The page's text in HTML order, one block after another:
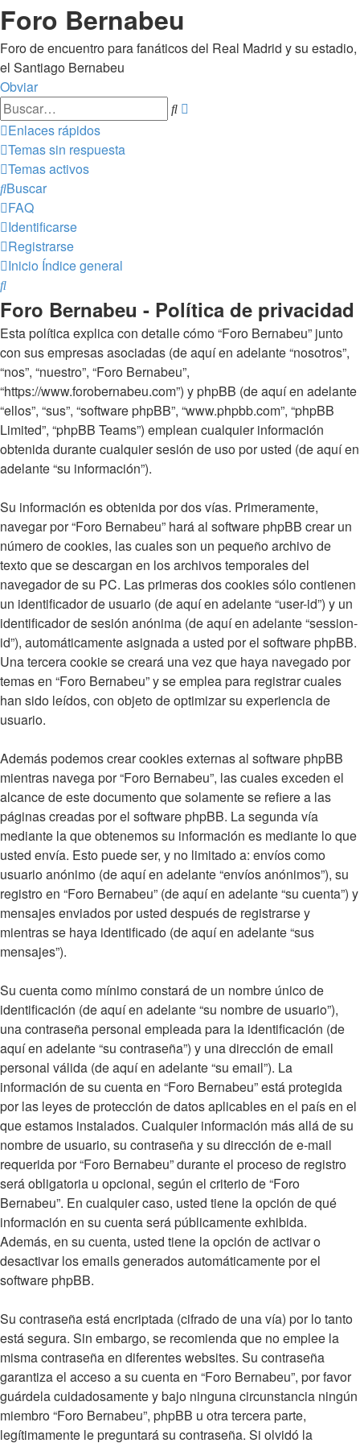
Foro Bernabeu
Foro de encuentro para fanáticos del Real Madrid y su estadio,
el Santiago Bernabeu
Obviar
Buscar
Enlaces rápidos
Temas sin respuesta
Temas activos
Buscar
FAQ
Identificarse
Registrarse
Inicio Índice general
Buscar
Foro Bernabeu - Política de privacidad
Esta política explica con detalle cómo “Foro Bernabeu” junto
con sus empresas asociadas (de aquí en adelante “nosotros”,
“nos”, “nuestro”, “Foro Bernabeu”,
“https://www.forobernabeu.com”) y phpBB (de aquí en adelante
“ellos”, “sus”, “software phpBB”, “www.phpbb.com”, “phpBB
Limited”, “phpBB Teams”) emplean cualquier información
obtenida durante cualquier sesión de uso por usted (de aquí en
adelante “su información”).
Su información es obtenida por dos vías. Primeramente,
navegar por “Foro Bernabeu” hará al software phpBB crear un
número de cookies, las cuales son un pequeño archivo de
texto que se descargan en los archivos temporales del
navegador de su PC. Las primeras dos cookies sólo contienen
un identificador de usuario (de aquí en adelante “user-id”) y un
identificador de sesión anónima (de aquí en adelante “session-
id”), automáticamente asignada a usted por el software phpBB.
Una tercera cookie se creará una vez que haya navegado por
temas en “Foro Bernabeu” y se emplea para registrar cuales
han sido leídos, con objeto de optimizar su experiencia de
usuario.
Además podemos crear cookies externas al software phpBB
mientras navega por “Foro Bernabeu”, las cuales exceden el
alcance de este documento que solamente se refiere a las
páginas creadas por el software phpBB. La segunda vía
mediante la que obtenemos su información es mediante lo que
usted envía. Esto puede ser, y no limitado a: envíos como
usuario anónimo (de aquí en adelante “envíos anónimos”), su
registro en “Foro Bernabeu” (de aquí en adelante “su cuenta”) y
mensajes enviados por usted después de registrarse y
mientras se haya identificado (de aquí en adelante “sus
mensajes”).
Su cuenta como mínimo constará de un nombre único de
identificación (de aquí en adelante “su nombre de usuario”),
una contraseña personal empleada para la identificación (de
aquí en adelante “su contraseña”) y una dirección de email
personal válida (de aquí en adelante “su email”). La
información de su cuenta en “Foro Bernabeu” está protegida
por las leyes de protección de datos aplicables en el país en el
que estamos instalados. Cualquier información más allá de su
nombre de usuario, su contraseña y su dirección de e-mail
requerida por “Foro Bernabeu” durante el proceso de registro
será obligatoria u opcional, según el criterio de “Foro
Bernabeu”. En cualquier caso, usted tiene la opción de qué
información en su cuenta será públicamente exhibida.
Además, en su cuenta, usted tiene la opción de activar o
desactivar los emails generados automáticamente por el
software phpBB.
Su contraseña está encriptada (cifrado de una vía) por lo tanto
está segura. Sin embargo, se recomienda que no emplee la
misma contraseña en diferentes websites. Su contraseña
garantiza el acceso a su cuenta en “Foro Bernabeu”, por favor
guárdela cuidadosamente y bajo ninguna circunstancia ningún
miembro “Foro Bernabeu”, phpBB u otra tercera parte,
legítimamente le preguntará su contraseña. Si olvidó la